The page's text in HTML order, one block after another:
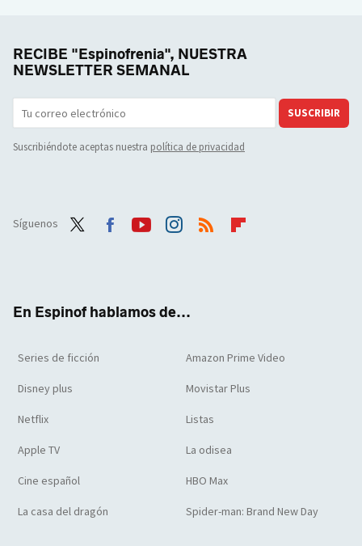
RECIBE "Espinofrenia", NUESTRA
NEWSLETTER SEMANAL
SUSCRIBIR
Suscribiéndote aceptas nuestra política de privacidad
Síguenos
En Espinof hablamos de...
Series de ficción Amazon Prime Video
Disney plus Movistar Plus
Netflix Listas
Apple TV La odisea
Cine español HBO Max
La casa del dragón Spider-man: Brand New Day